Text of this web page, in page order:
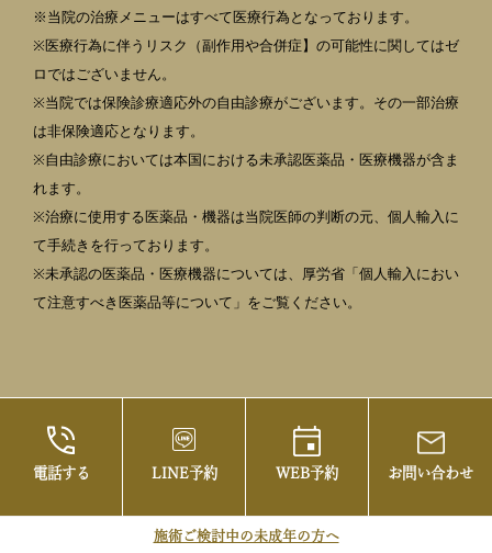
電話する LINE予約 WEB予約 お問い合わせ
施術ご検討中の未成年の方へ
※当院の治療メニューはすべて医療行為となっております。
※医療行為に伴うリスク（副作用や合併症】の可能性に関してはゼ
ロではございません。
※当院では保険診療適応外の自由診療がございます。その一部治療
は非保険適応となります。
※自由診療においては本国における未承認医薬品・医療機器が含ま
れます。
※治療に使用する医薬品・機器は当院医師の判断の元、個人輸入に
て手続きを行っております。
※未承認の医薬品・医療機器については、厚労省「個人輸入におい
て注意すべき医薬品等について」をご覧ください。
らお茶の水美容形成クリニック